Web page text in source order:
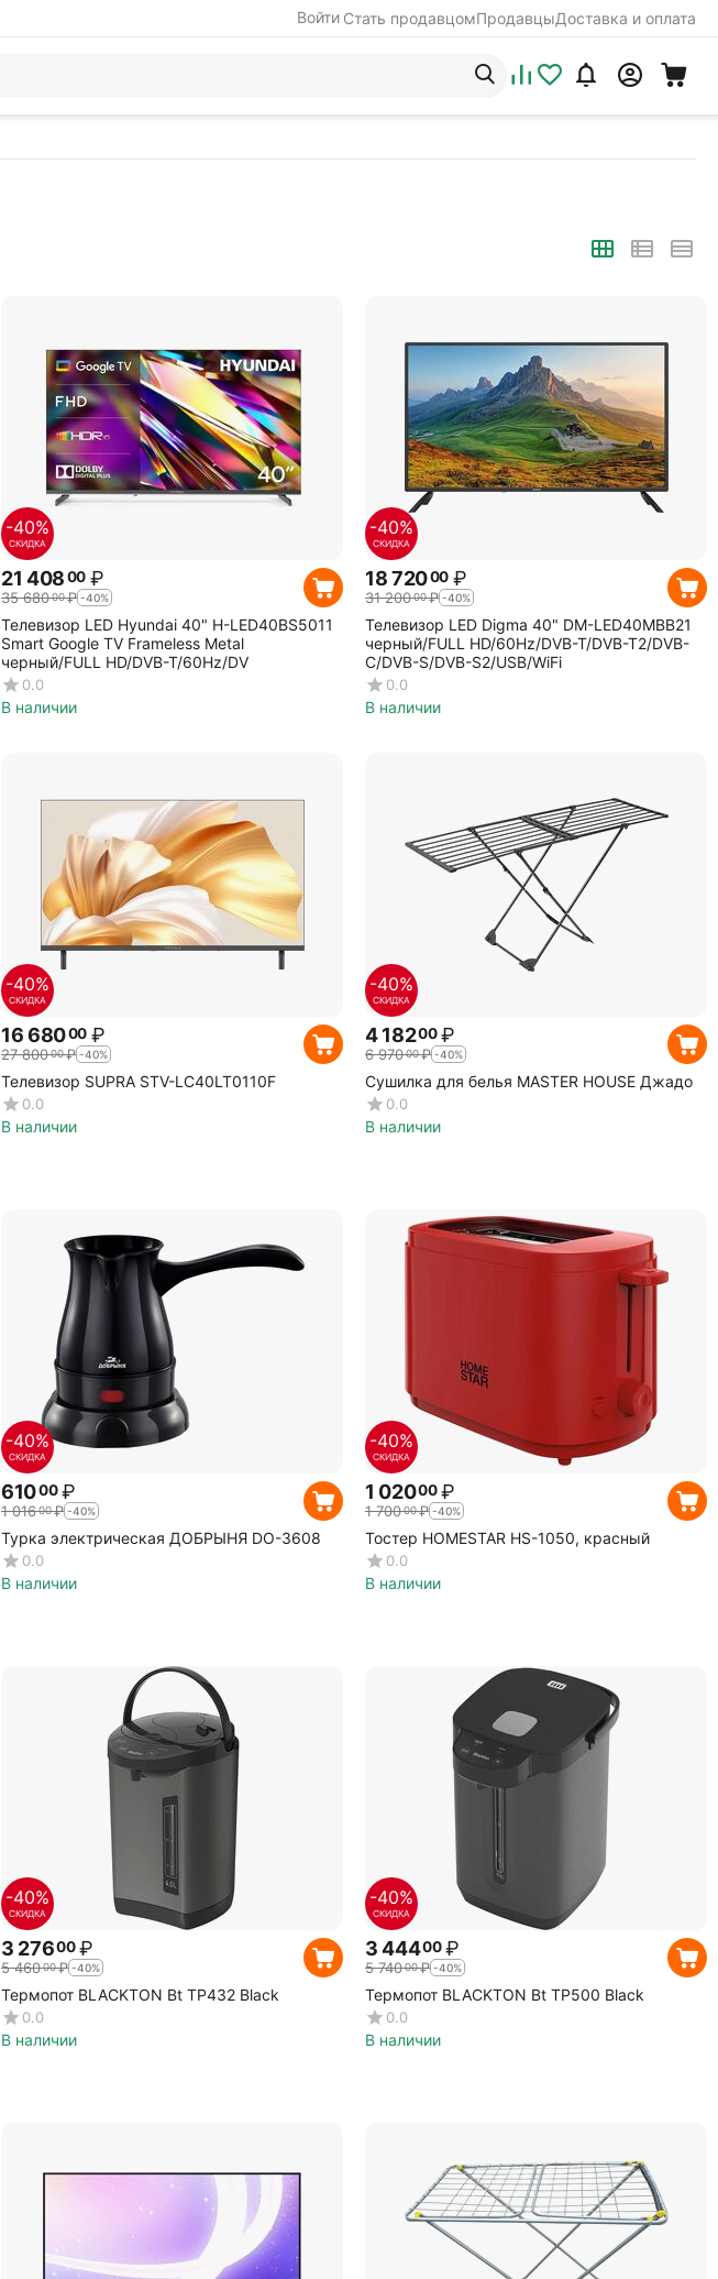
Войти Стать продавцомПродавцыДоставка и оплата
-40%
СКИДКА
21 40800 ₽
35 68000₽ -40%
Телевизор LED Hyundai 40" H-LED40BS5011
Smart Google TV Frameless Metal
черный/FULL HD/DVB-T/60Hz/DV
0.0
В наличии
-40%
СКИДКА
18 72000 ₽
31 20000₽ -40%
Телевизор LED Digma 40" DM-LED40MBB21
черный/FULL HD/60Hz/DVB-T/DVB-T2/DVB-
C/DVB-S/DVB-S2/USB/WiFi
0.0
В наличии
-40%
СКИДКА
16 68000 ₽
27 80000₽ -40%
Телевизор SUPRA STV-LC40LT0110F
0.0
В наличии
-40%
СКИДКА
4 18200 ₽
6 97000₽ -40%
Сушилка для белья MASTER HOUSE Джадо
0.0
В наличии
-40%
СКИДКА
61000 ₽
1 01600₽ -40%
Турка электрическая ДОБРЫНЯ DO-3608
0.0
В наличии
-40%
СКИДКА
1 02000 ₽
1 70000₽ -40%
Тостер HOMESTAR HS-1050, красный
0.0
В наличии
-40%
СКИДКА
3 27600 ₽
5 46000₽ -40%
Термопот BLACKTON Bt TP432 Black
0.0
В наличии
-40%
СКИДКА
3 44400 ₽
5 74000₽ -40%
Термопот BLACKTON Bt TP500 Black
0.0
В наличии